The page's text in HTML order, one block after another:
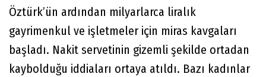
Öztürk’ün ardından milyarlarca liralık
gayrimenkul ve işletmeler için miras kavgaları
başladı. Nakit servetinin gizemli şekilde ortadan
kaybolduğu iddiaları ortaya atıldı. Bazı kadınlar